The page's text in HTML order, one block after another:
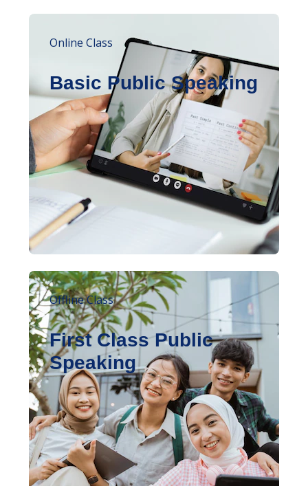
Online Class
Basic Public Speaking
Offline Class
First Class Public
Speaking